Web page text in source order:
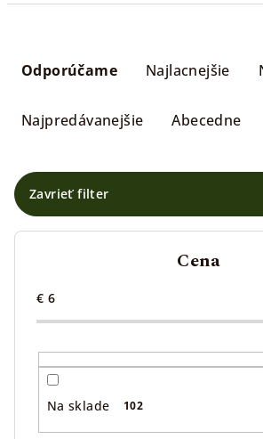
e
p
r
Odporúčame Najlacnejšie
Najpredávanejšie Abecedne
Zavrieť filter
Cena
€ 6
Na sklade 102